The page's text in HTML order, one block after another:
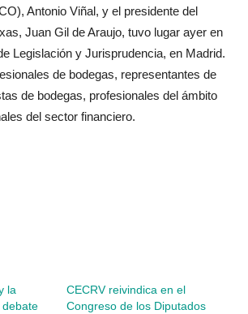
Antonio Viñal, y el presidente del
Juan Gil de Araujo, tuvo lugar ayer en
Legislación y Jurisprudencia, en Madrid.
de bodegas, representantes de
de bodegas, profesionales del ámbito
del sector financiero.
la
CECRV reivindica en el
Congreso de los Diputados